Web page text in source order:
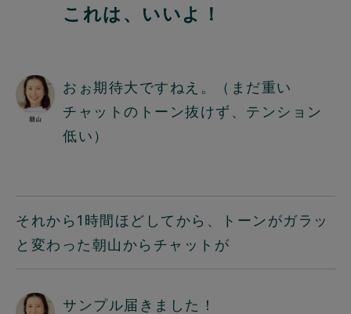
これは、いいよ！
おぉ期待大ですねえ。（まだ重い
チャットのトーン抜けず、テンション
低い）
それから1時間ほどしてから、トーンがガラッ
と変わった朝山からチャットが
サンプル届きました！